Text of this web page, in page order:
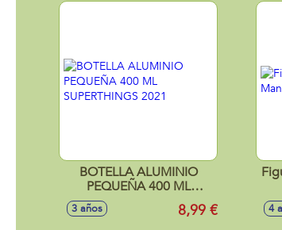
BOTELLA ALUMINIO
PEQUEÑA 400 ML
SUPERTHINGS 2021
3 años 8,99 € 4